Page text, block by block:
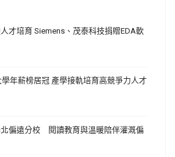
才培育 Siemens、茂泰科技捐贈EDA軟
年薪榜居冠 產學接軌培育高競爭力人才
偏遠分校 閱讀教育與溫暖陪伴灌溉偏